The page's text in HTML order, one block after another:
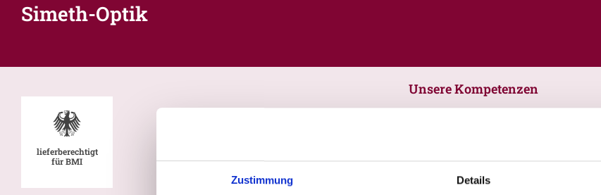
Zustimmung Details
Simeth-Optik
Unsere Kompetenzen
lieferberechtigt
für BMI